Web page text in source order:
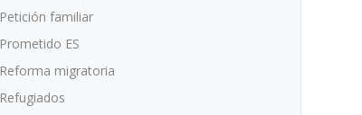
Petición familiar
Prometido ES
Reforma migratoria
Refugiados